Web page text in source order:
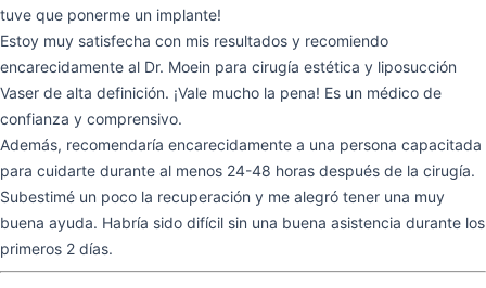
tuve que ponerme un implante!
Estoy muy satisfecha con mis resultados y recomiendo
encarecidamente al Dr. Moein para cirugía estética y liposucción
Vaser de alta definición. ¡Vale mucho la pena! Es un médico de
confianza y comprensivo.
Además, recomendaría encarecidamente a una persona capacitada
para cuidarte durante al menos 24-48 horas después de la cirugía.
Subestimé un poco la recuperación y me alegró tener una muy
buena ayuda. Habría sido difícil sin una buena asistencia durante los
primeros 2 días.